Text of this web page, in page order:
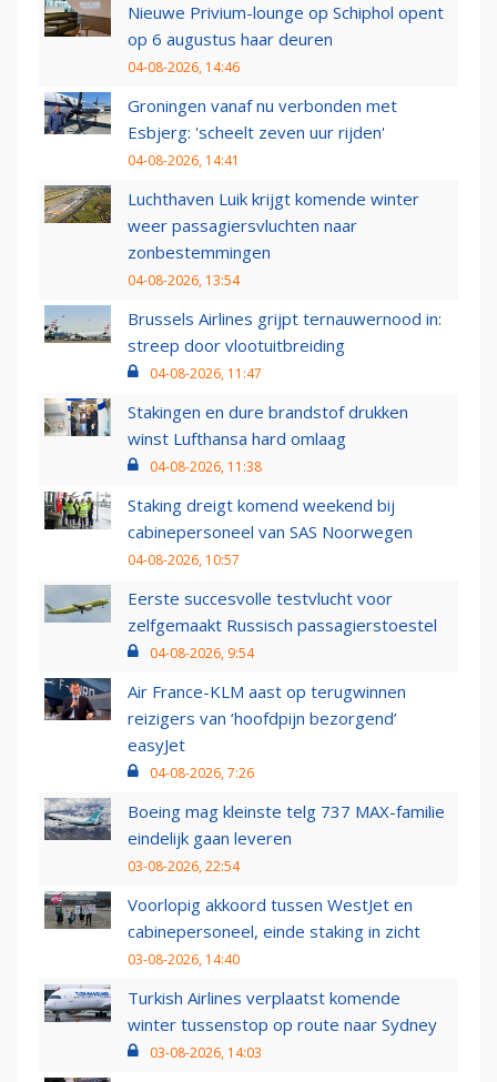
Nieuwe Privium-lounge op Schiphol opent
op 6 augustus haar deuren
04-08-2026, 14:46
Groningen vanaf nu verbonden met
Esbjerg: 'scheelt zeven uur rijden'
04-08-2026, 14:41
Luchthaven Luik krijgt komende winter
weer passagiersvluchten naar
zonbestemmingen
04-08-2026, 13:54
Brussels Airlines grijpt ternauwernood in:
streep door vlootuitbreiding
04-08-2026, 11:47
Stakingen en dure brandstof drukken
winst Lufthansa hard omlaag
04-08-2026, 11:38
Staking dreigt komend weekend bij
cabinepersoneel van SAS Noorwegen
04-08-2026, 10:57
Eerste succesvolle testvlucht voor
zelfgemaakt Russisch passagierstoestel
04-08-2026, 9:54
Air France-KLM aast op terugwinnen
reizigers van ‘hoofdpijn bezorgend’
easyJet
04-08-2026, 7:26
Boeing mag kleinste telg 737 MAX-familie
eindelijk gaan leveren
03-08-2026, 22:54
Voorlopig akkoord tussen WestJet en
cabinepersoneel, einde staking in zicht
03-08-2026, 14:40
Turkish Airlines verplaatst komende
winter tussenstop op route naar Sydney
03-08-2026, 14:03